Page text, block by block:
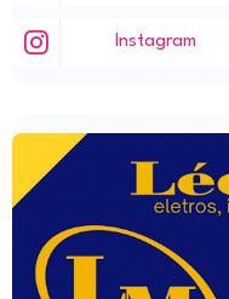
Instagram